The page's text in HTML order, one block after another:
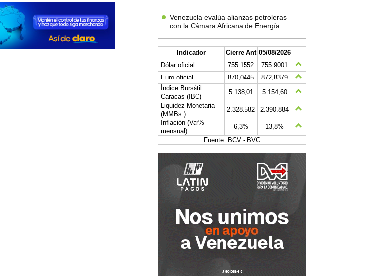
Venezuela evalúa alianzas petroleras
con la Cámara Africana de Energía
Indicador Cierre Ant 05/08/2026
Dólar oficial
755.1552
755.9001
Euro oficial
870,0445
872,8379
Índice Bursátil
Caracas (IBC)
5.138,01
5.154,60
Liquidez Monetaria
(MMBs.)
2.328.582
2.390.884
Inflación (Var%
mensual)
6,3%
13,8%
Fuente: BCV - BVC